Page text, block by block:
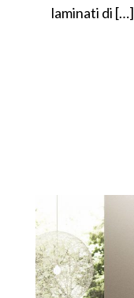
laminati di […]